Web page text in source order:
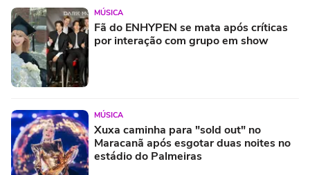
MÚSICA
Fã do ENHYPEN se mata após críticas
por interação com grupo em show
MÚSICA
Xuxa caminha para "sold out" no
Maracanã após esgotar duas noites no
estádio do Palmeiras